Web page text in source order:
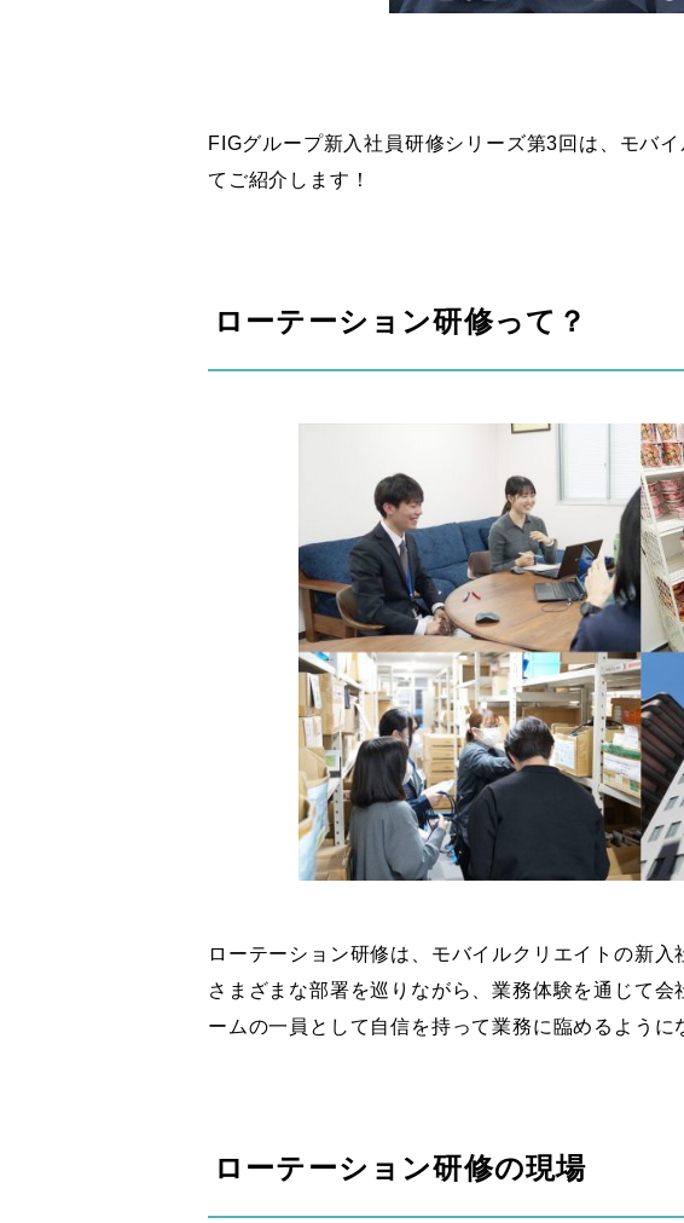
FIGグループ新入社員研修シリーズ第3回は、モバ
てご紹介します！
ローテーション研修って？
ローテーション研修は、モバイルクリエイトの新
さまざまな部署を巡りながら、業務体験を通じて
ームの一員として自信を持って業務に臨めるように
ローテーション研修の現場